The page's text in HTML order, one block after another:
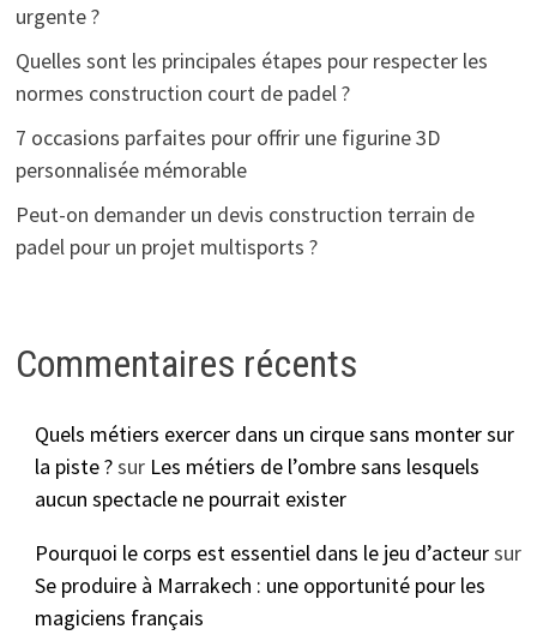
urgente ?
Quelles sont les principales étapes pour respecter les
normes construction court de padel ?
7 occasions parfaites pour offrir une figurine 3D
personnalisée mémorable
Peut-on demander un devis construction terrain de
padel pour un projet multisports ?
Commentaires récents
Quels métiers exercer dans un cirque sans monter sur
la piste ?sur Les métiers de l’ombre sans lesquels
aucun spectacle ne pourrait exister
Pourquoi le corps est essentiel dans le jeu d’acteursur
Se produire à Marrakech : une opportunité pour les
magiciens français